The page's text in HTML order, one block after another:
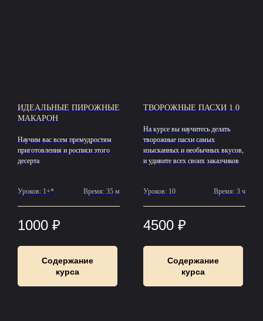
ИДЕАЛЬНЫЕ ПИРОЖНЫЕ
МАКАРОН
Научим вас всем премудростям
приготовления и росписи этого
десерта
Уроков: 1+* Время: 35 м
1000 ₽
Содержание
курса
ТВОРОЖНЫЕ ПАСХИ 1.0
На курсе вы научитесь делать
творожные пасхи самых
изысканных и необычных вкусов,
и удивите всех своих заказчиков
Уроков: 10 Время: 3 ч
4500 ₽
Содержание
курса